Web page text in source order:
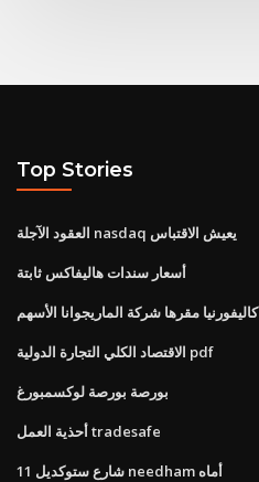
Top Stories
العقود الآجلة nasdaq يعيش الاقتباس
أسعار سندات هاليفاكس ثابتة
كاليفورنيا مقرها شركة الماريجوانا الأسهم
الاقتصاد الكلي التجارة الدولية pdf
بورصة بورصة لوكسمبورغ
أحذية العمل tradesafe
11 شارع ستوكديل needham أماه